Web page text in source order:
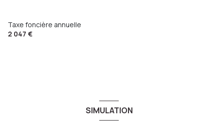
1 garage(s)
Taxe foncière annuelle
2 047 €
SIMULATION